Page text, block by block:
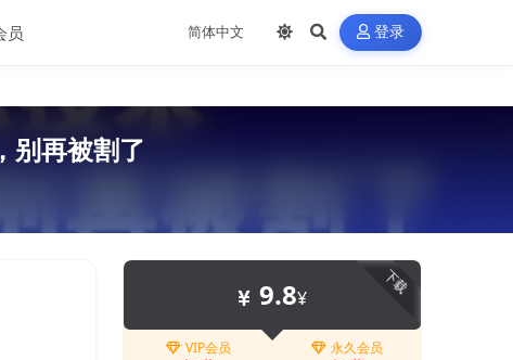
员 登录
别再被割了
下载
9.8¥
VIP会员 永久会员